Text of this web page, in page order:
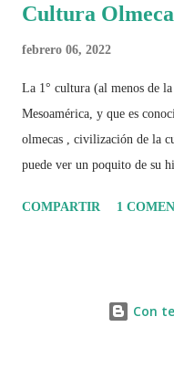
Cultura Olmeca
febrero 06, 2022
La 1° cultura (al menos de
Mesoamérica, y que es
olmecas , civilización de la
puede ver un poquito de su
COMPARTIR
1
Con